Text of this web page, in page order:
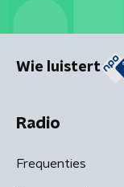
Wie luistert
Radio
Frequenties